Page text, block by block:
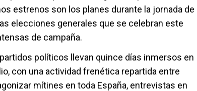
estrenos son los planes durante la jornada de
elecciones generales que se celebran este
de campaña.
políticos llevan quince días inmersos en
con una actividad frenética repartida entre
mítines en toda España, entrevistas en